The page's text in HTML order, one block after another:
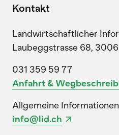
Kontakt
Landwirtschaftlicher
Laubeggstrasse 68,
031 359 59 77
Anfahrt &
Allgemeine
info@lid.ch